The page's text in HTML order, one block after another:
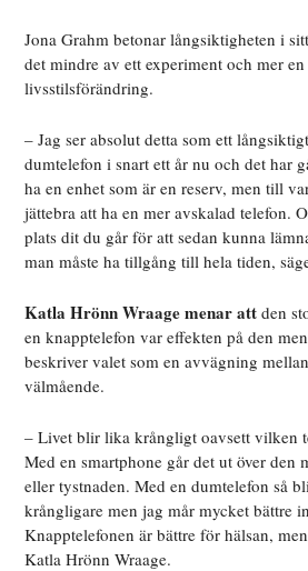
Jona Grahm betonar långsiktigheten i
det mindre av ett experiment och mer
livsstilsförändring.
– Jag ser absolut detta som ett
dumtelefon i snart ett år nu och det har
ha en enhet som är en reserv, men till
jättebra att ha en mer avskalad telefon.
plats dit du går för att sedan kunna
man måste ha tillgång till hela tiden,
Katla Hrönn Wraage menar att den
en knapptelefon var effekten på den
beskriver valet som en avvägning
välmående.
– Livet blir lika krångligt oavsett vilken
Med en smartphone går det ut över den
eller tystnaden. Med en dumtelefon så
krångligare men jag mår mycket bättre
Knapptelefonen är bättre för hälsan,
Katla Hrönn Wraage.